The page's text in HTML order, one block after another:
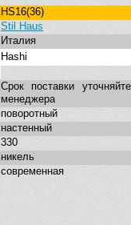
HS16(36)
Stil Haus
Италия
Hashi
Срок поставки
менеджера
поворотный
настенный
330
никель
современная